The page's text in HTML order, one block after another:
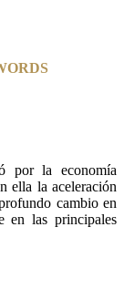
por la economía
ella la aceleración
cambio en
en las principales